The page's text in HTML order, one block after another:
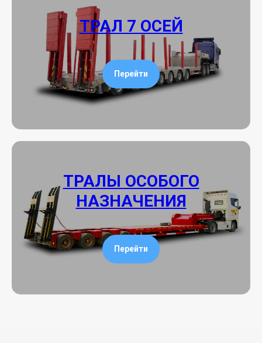
ТРАЛ 7 ОСЕЙ
Перейти
ТРАЛЫ ОСОБОГО
НАЗНАЧЕНИЯ
Перейти